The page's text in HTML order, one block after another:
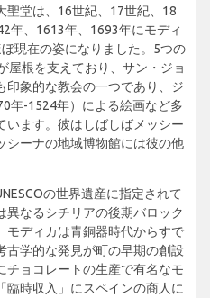
聖堂は、16世紀、17世紀、18
年、1613年、1693年にモディ
現在の姿になりました。5つの
屋根を支えており、サン・ジョ
印象的な教会の一つであり、ジ
年-1524年）による絵画など多
います。彼はしばしばメッシー
シーナの地域博物館には彼の他
の世界遺産に指定されて
異なるシチリアの後期バロック
モディカは青銅器時代からすで
古学的な発見が町の早期の創設
チョコレートの生産で有名なモ
時収入」にスペインの商人に